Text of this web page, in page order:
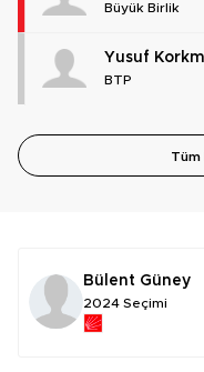
Büyük Birlik
Yusuf
BTP
Tüm
Bülent Güney
2024 Seçimi